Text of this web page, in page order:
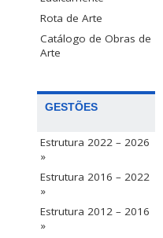
Rota de Arte
Catálogo de Obras de
Arte
GESTÕES
Estrutura 2022 – 2026
»
Estrutura 2016 – 2022
»
Estrutura 2012 – 2016
»